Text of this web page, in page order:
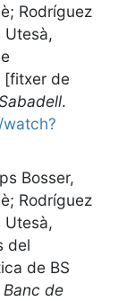
Rodríguez
Utesà,
[fitxer de
.
Bosser,
Rodríguez
Utesà,
del
de BS
Banc de